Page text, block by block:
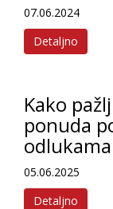
07.06.2024
Detaljno
Kako
ponuda
odlukama
05.06.2025
Detaljno